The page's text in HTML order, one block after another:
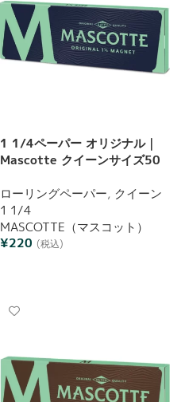
1 1/4ペーパー オリジナル｜
Mascotte クイーンサイズ50
ローリングペーパー, クイーン
1 1/4
MASCOTTE（マスコット）
¥220 (税込)